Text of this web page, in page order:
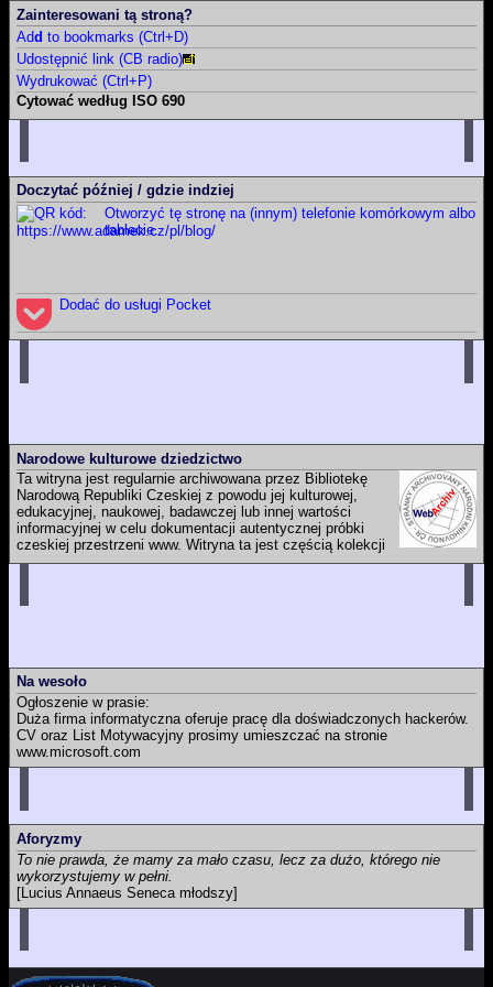
Zainteresowani tą stroną?
Add to bookmarks (Ctrl+D)
Udostępnić link (CB radio)
Wydrukować (Ctrl+P)
Cytować według ISO 690
Tę stronę
[dostęp 2026-08-06]. Dostępny w Internecie:
https://www.adamek.cz/pl/blog
Całą witrynę
ADÁMEK, Martin.Martin Adámek[online]. Náchod / Meziměstí
(Republika Czeska) [dostęp 2026-08-06]. Dostępny w Internecie:
Doczytać później / gdzie indziej
Otworzyć tę stronę na (innym) telefonie komórkowym albo
tablecie.
Dodać do usługi Pocket
Narodowe kulturowe dziedzictwo
Ta witryna jest regularnie archiwowana przez Bibliotekę
Narodową Republiki Czeskiej z powodu jej kulturowej,
edukacyjnej, naukowej, badawczej lub innej wartości
informacyjnej w celu dokumentacji autentycznej próbki
czeskiej przestrzeni www. Witryna ta jest częścią kolekcji
czeskich witryn webowych, które ma Biblioteka Narodowa Republiki
bibliografii oraz katalogu Biblioteki Narodowej Republiki Czeskiej.
Na wesoło
Ogłoszenie w prasie:
Duża firma informatyczna oferuje pracę dla doświadczonych hackerów.
CV oraz List Motywacyjny prosimy umieszczać na stronie
www.microsoft.com
Aforyzmy
To nie prawda, że mamy za mało czasu, lecz za dużo, którego nie
wykorzystujemy w pełni.
[Lucius Annaeus Seneca młodszy]